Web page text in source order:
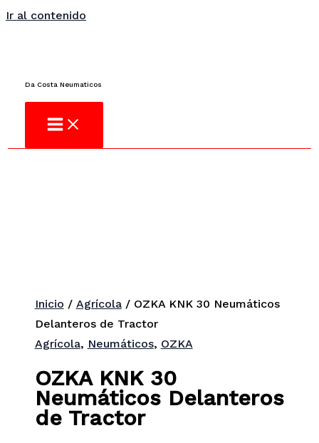
Ir al contenido
Da Costa Neumaticos
Inicio / Agrícola/ OZKA KNK 30 Neumáticos
Delanteros de Tractor
Agrícola, Neumáticos, OZKA
OZKA KNK 30
Neumáticos Delanteros
de Tractor